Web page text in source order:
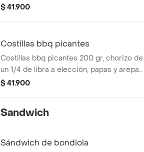
$ 41.900
Costillas bbq picantes
Costillas bbq picantes 200 gr, chorizo de
un 1/4 de libra a elección, papas y arepa
con queso.
$ 41.900
Sandwich
Sándwich de bondiola